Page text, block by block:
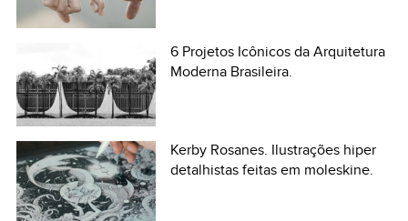
6 Projetos Icônicos da Arquitetura
Moderna Brasileira.
Kerby Rosanes. Ilustrações hiper
detalhistas feitas em moleskine.